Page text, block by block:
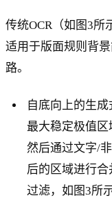
传统OCR（如图3所
适用于版面规则背
路。
自底向上的生
最大稳定极值区
然后通过文字/
后的区域进行
过滤，如图3所